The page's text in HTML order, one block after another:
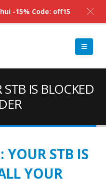
IS BLOCKED
YOUR STB IS
YOUR
-15% Code: off15